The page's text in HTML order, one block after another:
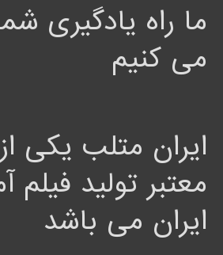
ما راه یادگیری
می کنیم
ایران متلب یکی
معتبر تولید فیلم
ایران می باشد